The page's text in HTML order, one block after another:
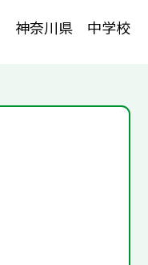
神奈川県 中学校